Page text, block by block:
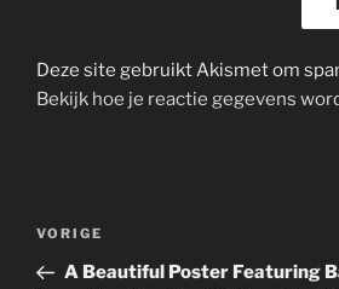
Deze site gebruikt Akismet om
Bekijk hoe je reactie gegevens
Bericht
Vorig
bericht
VORIGE
A Beautiful Poster Featuring